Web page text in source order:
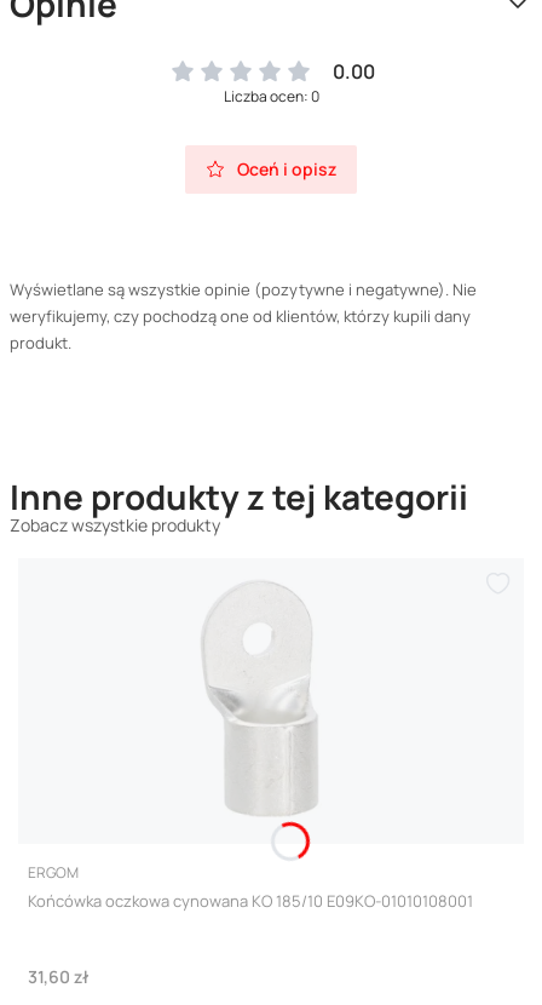
0.00
Liczba ocen: 0
Oceń i opisz
Wyświetlane są wszystkie opinie (pozytywne i negatywne). Nie
weryfikujemy, czy pochodzą one od klientów, którzy kupili dany
produkt.
Inne produkty z tej kategorii
Zobacz wszystkie produkty
PRODUCENT
ERGOM
Końcówka oczkowa cynowana KO 185/10 E09KO-01010108001
Cena
31,60 zł